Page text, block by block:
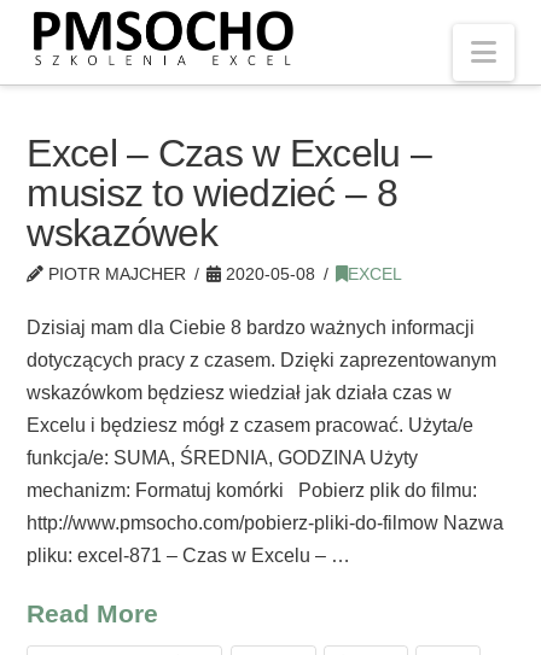
Excel – Czas w Excelu –
musisz to wiedzieć – 8
wskazówek
PIOTR MAJCHER 2020-05-08 EXCEL
Dzisiaj mam dla Ciebie 8 bardzo ważnych informacji
dotyczących pracy z czasem. Dzięki zaprezentowanym
wskazówkom będziesz wiedział jak działa czas w
Excelu i będziesz mógł z czasem pracować. Użyta/e
funkcja/e: SUMA, ŚREDNIA, GODZINA Użyty
mechanizm: Formatuj komórki Pobierz plik do filmu:
http://www.pmsocho.com/pobierz-pliki-do-filmow Nazwa
pliku: excel-871 – Czas w Excelu – …
Read More